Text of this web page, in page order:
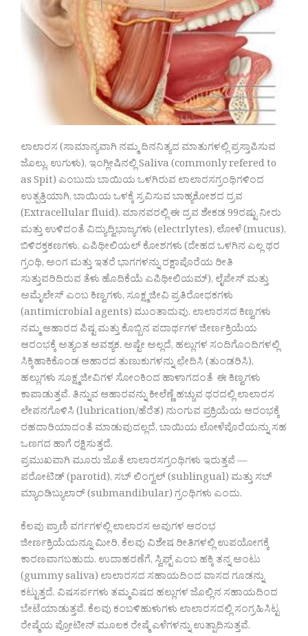
ಲಾಲಾರಸ (ಸಾಮಾನ್ಯವಾಗಿ ನಮ್ಮ ದಿನನಿತ್ಯದ ಮಾತುಗಳಲ್ಲಿ ಪ್ರಸ್ತಾಪಿಸುವ
ಜೊಲ್ಲು, ಉಗುಳು), ಇಂಗ್ಲೀಷಿನಲ್ಲಿ Saliva (commonly refered to
as Spit) ಎಂಬುದು ಬಾಯಿಯ ಒಳಗಿರುವ ಲಾಲಾರಸಗ್ರಂಥಿಗಳಿಂದ
ಉತ್ಪತ್ತಿಯಾಗಿ, ಬಾಯಿಯ ಒಳಕ್ಕೆ ಸ್ರವಿಸುವ ಬಾಹ್ಯಕೋಶದ ದ್ರವ
(Extracellular fluid). ಮಾನವರಲ್ಲಿ ಈ ದ್ರವ ಶೇಕಡ 99ರಷ್ಟು ನೀರು
ಮತ್ತು ಉಳಿದಂತೆ ವಿದ್ಯುದ್ವಿಭಾಜ್ಯಗಳು (electrlytes), ಲೋಳೆ (mucus),
ಬಿಳಿರಕ್ತಕಣಗಳು, ಎಪಿಥೀಲಿಯಲ್ ಕೋಶಗಳು (ದೇಹದ ಒಳಗಿನ ಎಲ್ಲ ಥರ
ಗ್ರಂಥಿ, ಅಂಗ ಮತ್ತು ಇತರೆ ಭಾಗಗಳನ್ನು ರಕ್ಷಾಪೊರೆಯ ರೀತಿ
ಸುತ್ತುವರಿದಿರುವ ತೆಳು ಹೊದಿಕೆಯೆ ಎಪಿಥೀಲಿಯಮ್), ಲೈಪೇಸ್ ಮತ್ತು
ಅಮೈಲೇಸ್ ಎಂಬ ಕಿಣ್ವಗಳು, ಸೂಕ್ಷ್ಮಜೀವಿ ಪ್ರತಿರೋಧಕಗಳು
(antimicrobial agents) ಮುಂತಾದುವು. ಲಾಲಾರಸದ ಕಿಣ್ವಗಳು
ನಮ್ಮ ಆಹಾರದ ಪಿಷ್ಟ ಮತ್ತು ಕೊಬ್ಬಿನ ಪದಾರ್ಥಗಳ ಜೀರ್ಣಕ್ರಿಯೆಯ
ಆರಂಭಕ್ಕೆ ಅತ್ಯಂತ ಅವಶ್ಯಕ. ಅಷ್ಟೇ ಅಲ್ಲದೆ, ಹಲ್ಲುಗಳ ಸಂದಿಗೊಂದಿಗಳಲ್ಲಿ
ಸಿಕ್ಕಿಹಾಕಿಕೊಂಡ ಆಹಾರದ ತುಣುಕುಗಳನ್ನು ಛೇದಿಸಿ (ತುಂಡರಿಸಿ),
ಹಲ್ಲುಗಳು ಸೂಕ್ಷ್ಮಜೀವಿಗಳ ಸೋಂಕಿಂದ ಹಾಳಾಗದಂತೆ ಈ ಕಿಣ್ವಗಳು
ಕಾಪಾಡುತ್ತವೆ. ತಿನ್ನುವ ಆಹಾರವನ್ನು ಕೀಲೆಣ್ಣೆ ಹಚ್ಚುವ ಥರದಲ್ಲಿ ಲಾಲಾರಸ
ಲೇಪನಗೊಳಿಸಿ (lubrication/ಹೆರೆತ) ನುಂಗುವ ಪ್ರಕ್ರಿಯೆಯ ಆರಂಭಕ್ಕೆ
ರಹದಾರಿಯಾದಂತೆ ಮಾಡುವುದಲ್ಲದೆ, ಬಾಯಿಯ ಲೋಳೆಪೊರೆಯನ್ನು ಸಹ
ಒಣಗದ ಹಾಗೆ ರಕ್ಷಿಸುತ್ತದೆ.
ಪ್ರಮುಖವಾಗಿ ಮೂರು ಜೊತೆ ಲಾಲಾರಸಗ್ರಂಥಿಗಳು ಇರುತ್ತವೆ —
ಪರೋಟಿಡ್ (parotid), ಸಬ್ ಲಿಂಗ್ವಲ್ (sublingual) ಮತ್ತು ಸಬ್
ಮ್ಯಾಂಡಿಬ್ಯುಲಾರ್ (submandibular) ಗ್ರಂಥಿಗಳು ಎಂದು.
ಕೆಲವು ಪ್ರಾಣಿ ವರ್ಗಗಳಲ್ಲಿ ಲಾಲಾರಸ ಅವುಗಳ ಆರಂಭ
ಜೀರ್ಣಕ್ರಿಯೆಯನ್ನೂ ಮೀರಿ, ಕೆಲವು ವಿಶೇಷ ರೀತಿಗಳಲ್ಲಿ ಉಪಯೋಗಕ್ಕೆ
ಕಾರಣವಾಗಬಹುದು. ಉದಾಹರಣೆಗೆ, ಸ್ವಿಫ್ಟ್ ಎಂಬ ಹಕ್ಕಿ ತನ್ನ ಅಂಟು
(gummy saliva) ಲಾಲಾರಸದ ಸಹಾಯದಿಂದ ವಾಸದ ಗೂಡನ್ನು
ಕಟ್ಟುತ್ತದೆ. ವಿಷಸರ್ಪಗಳು ತಮ್ಮವಿಷದ ಹಲ್ಲುಗಳ ಜೊಲ್ಲಿನ ಸಹಾಯದಿಂದ
ಬೇಟೆಯಾಡುತ್ತವೆ. ಕೆಲವು ಕಂಬಳಿಹುಳುಗಳು ಲಾಲಾರಸದಲ್ಲಿ ಸಂಗ್ರಹಿಸಿಟ್ಟ
ರೇಷ್ಮೆಯ ಪ್ರೋಟೀನ್ ಮೂಲಕ ರೇಷ್ಮೆ ಎಳೆಗಳನ್ನು ಉತ್ಪಾದಿಸುತ್ತವೆ.